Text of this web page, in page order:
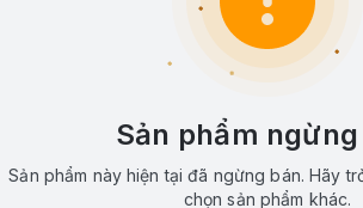
Sản phẩm ngừng
Sản phẩm này hiện tại đã ngừng bán. Hãy
chọn sản phẩm khác.